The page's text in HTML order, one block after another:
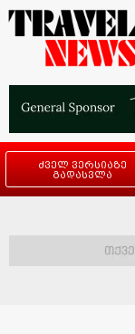
ძველ ვერსიაზე
გადასვლა